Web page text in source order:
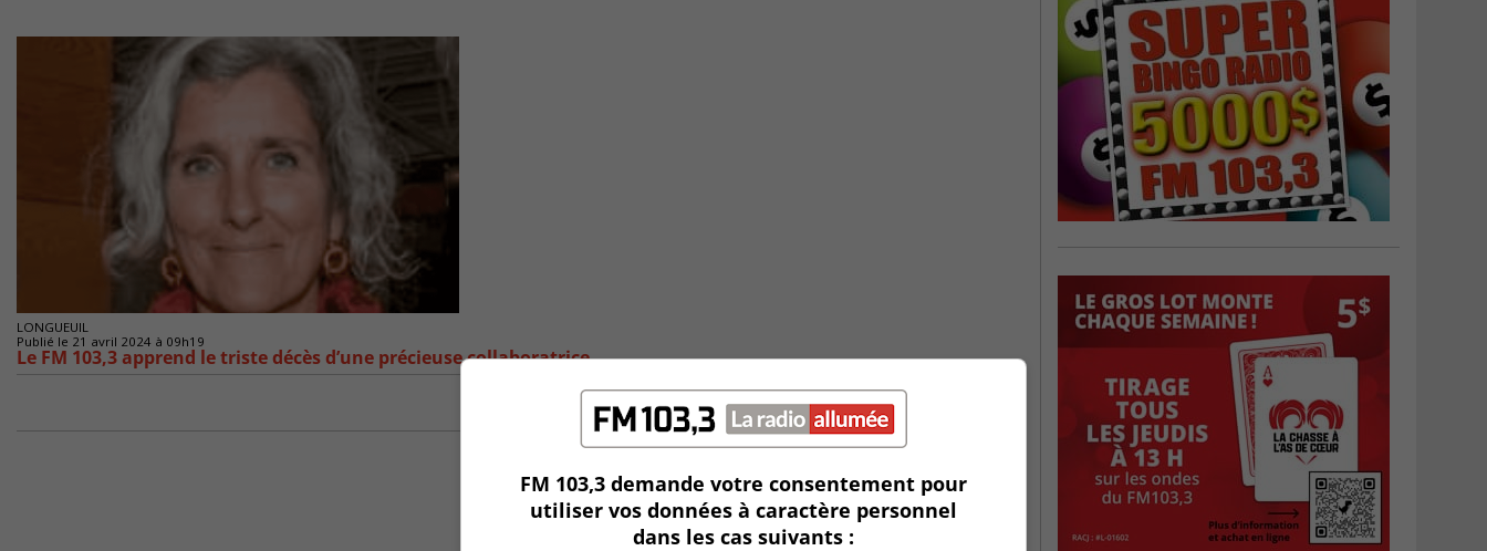
LONGUEUIL
Publié le 21 avril 2024 à 09h19
Le FM 103,3 apprend le triste décès d’une précieuse collaboratrice
FM 103,3 demande votre consentement pour
utiliser vos données à caractère personnel
dans les cas suivants :